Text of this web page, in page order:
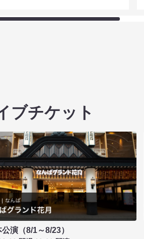
ブチケット
公演（8/1～8/23）